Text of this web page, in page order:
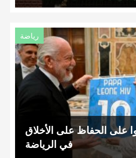
رياضة
على الحفاظ على الأخلاق
في الرياضة